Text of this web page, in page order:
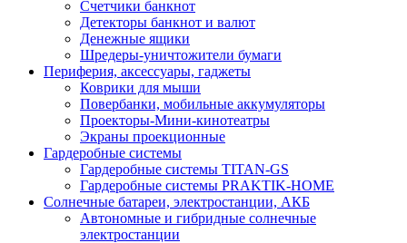
Счетчики банкнот
Детекторы банкнот и валют
Денежные ящики
Шредеры-уничтожители бумаги
Периферия, аксессуары, гаджеты
Коврики для мыши
Повербанки, мобильные аккумуляторы
Проекторы-Мини-кинотеатры
Экраны проекционные
Гардеробные системы
Гардеробные системы TITAN-GS
Гардеробные системы PRAKTIK-HOME
Солнечные батареи, электростанции, АКБ
Автономные и гибридные солнечные
электростанции